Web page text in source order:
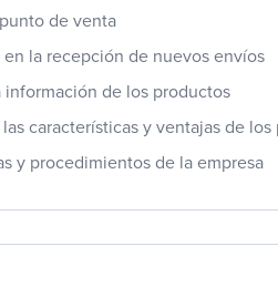
de venta
la recepción de nuevos envíos
información de los productos
características y ventajas de
y procedimientos de la empresa